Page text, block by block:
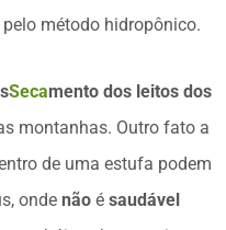
método hidropônico.
Secamento dos leitos dos
montanhas. Outro fato a
de uma estufa podem
onde não é saudável